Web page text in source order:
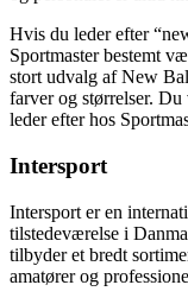
Hvis du leder efter
Sportmaster bestemt
stort udvalg af New
farver og størrelser.
leder efter hos
Intersport
Intersport er en
tilstedeværelse i
tilbyder et bredt
amatører og